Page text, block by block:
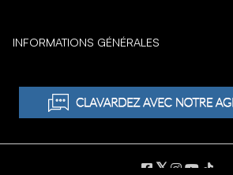
INFORMATIONS GÉNÉRALES
𝕏